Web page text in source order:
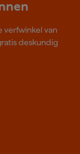
verfwinkel van
deskundig